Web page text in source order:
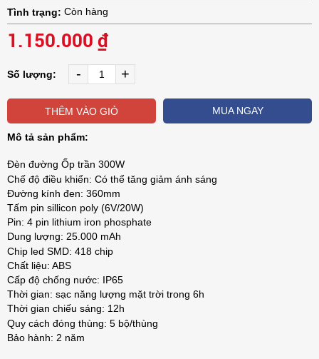
Tình trạng: Còn hàng
1.150.000 ₫
Số lượng: - +
THÊM VÀO GIỎ MUA NGAY
Mô tả sản phẩm:
Đèn đường Ốp trần 300W
Chế độ điều khiển: Có thể tăng giảm ánh sáng
Đường kính đen: 360mm
Tấm pin sillicon poly (6V/20W)
Pin: 4 pin lithium iron phosphate
Dung lượng: 25.000 mAh
Chip led SMD: 418 chip
Chất liệu: ABS
Cấp độ chống nước: IP65
Thời gian: sạc năng lượng mặt trời trong 6h
Thời gian chiếu sáng: 12h
Quy cách đóng thùng: 5 bộ/thùng
Bảo hành: 2 năm